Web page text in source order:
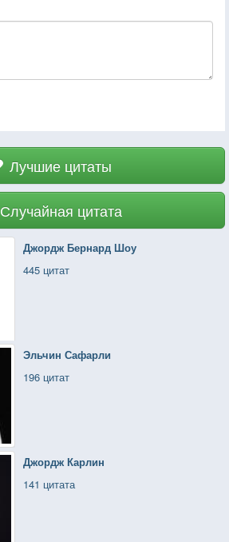
Лучшие цитаты
Случайная цитата
Джордж Бернард Шоу
445 цитат
Эльчин Сафарли
196 цитат
Джордж Карлин
141 цитата